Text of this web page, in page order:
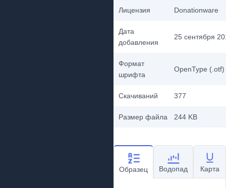
Лицензия Donationware
Дата
добавления
25 сентября
Формат
шрифта
OpenType (.otf)
Скачиваний 377
Размер файла 244 KB
Образец Водопад Карта